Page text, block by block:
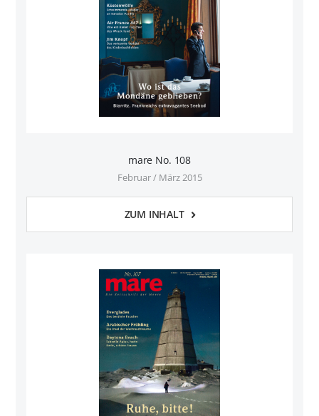
mare No. 108
Februar / März 2015
ZUM INHALT